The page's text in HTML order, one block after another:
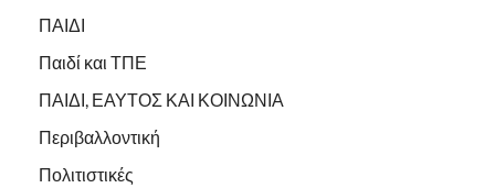
ΠΑΙΔΙ
Παιδί και ΤΠΕ
ΠΑΙΔΙ, ΕΑΥΤΟΣ ΚΑΙ ΚΟΙΝΩΝΙΑ
Περιβαλλοντική
Πολιτιστικές